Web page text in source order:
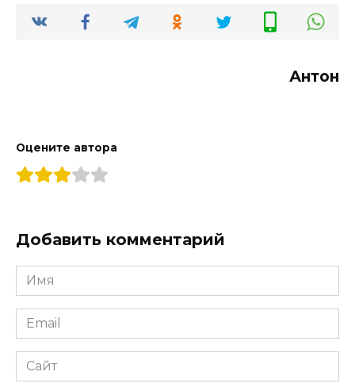
Антон
Оцените автора
Добавить комментарий
Имя
*
Email
*
Сайт